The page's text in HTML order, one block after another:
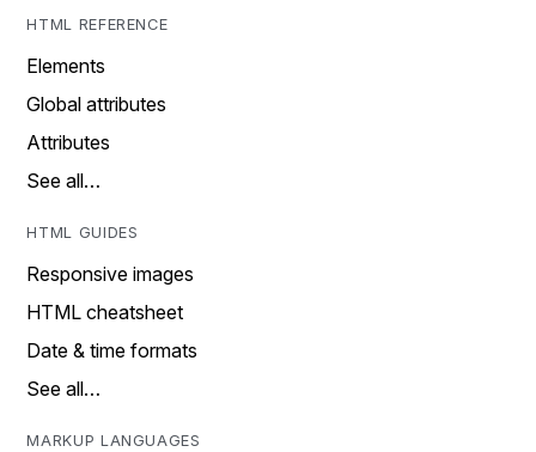
HTML REFERENCE
Elements
Global attributes
Attributes
See all…
HTML GUIDES
Responsive images
HTML cheatsheet
Date & time formats
See all…
MARKUP LANGUAGES